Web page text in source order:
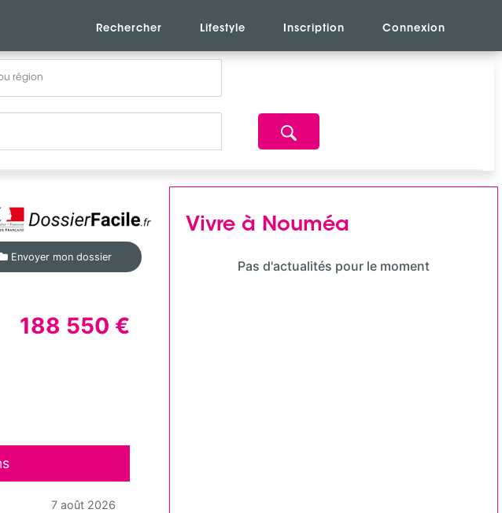
Rechercher Lifestyle Inscription Connexion
Envoyer mon dossier
188 550 €
7 août 2026
Vivre à Nouméa
Pas d'actualités pour le moment